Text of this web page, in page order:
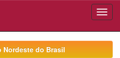
Nordeste do Brasil